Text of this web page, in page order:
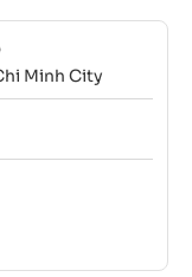
Minh City